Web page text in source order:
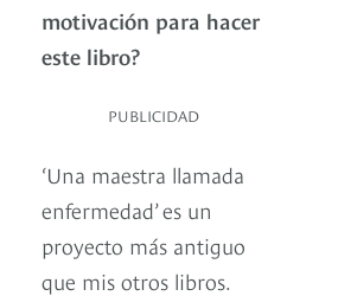
motivación para hacer
este libro?
PUBLICIDAD
‘Una maestra llamada
enfermedad’ es un
proyecto más antiguo
que mis otros libros.